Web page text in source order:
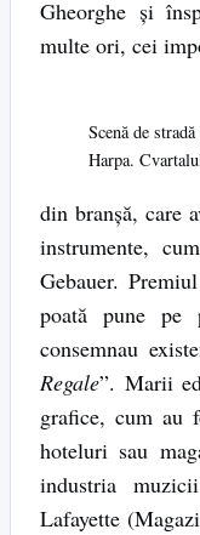
Gheorghe şi
multe ori, cei
Scenă de
Harpa.
din branşă, care
instrumente,
Gebauer.
poată pune
consemnau
Regale”. Marii
grafice, cum au
hoteluri sau
industria
Lafayette